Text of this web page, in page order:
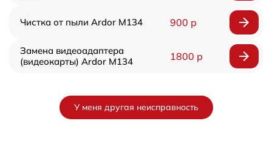
Чистка от пыли Ardor M134 900 р
Замена видеоадаптера
(видеокарты) Ardor M134
1800 р
У меня другая неисправность